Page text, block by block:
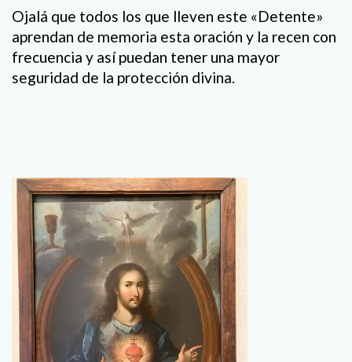
Ojalá que todos los que lleven este «Detente»
aprendan de memoria esta oración y la recen con
frecuencia y así puedan tener una mayor
seguridad de la protección divina.